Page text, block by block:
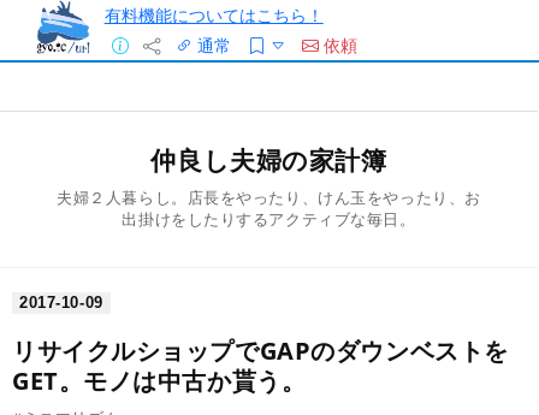
有料機能についてはこちら！
通常
依頼